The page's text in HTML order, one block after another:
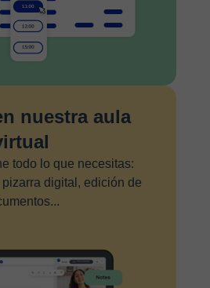
nuestra aula
todo lo que necesitas:
digital, edición de